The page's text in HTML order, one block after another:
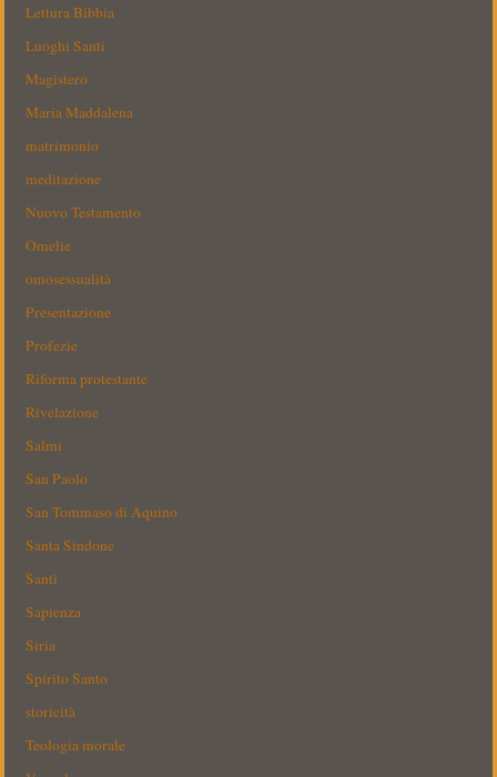
Lettura Bibbia
Luoghi Santi
Magistero
Maria Maddalena
matrimonio
meditazione
Nuovo Testamento
Omelie
omosessualità
Presentazione
Profezie
Riforma protestante
Rivelazione
Salmi
San Paolo
San Tommaso di Aquino
Santa Sindone
Santi
Sapienza
Siria
Spirito Santo
storicità
Teologia morale